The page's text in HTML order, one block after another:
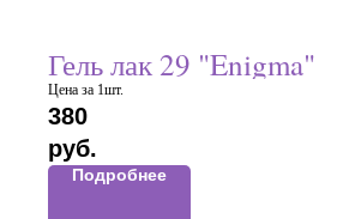
Гель лак 29 "Enigma"
Цена за 1шт.
380
руб.
Подробнее